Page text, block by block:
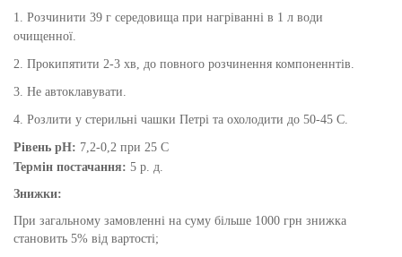
1. Розчинити 39 г середовища при нагріванні в 1 л води
очищенної.
2. Прокипятити 2-3 хв, до повного розчинення компоненнтів.
3. Не автоклавувати.
4. Розлити у стерильні чашки Петрі та охолодити до 50-45 С.
Рівень pH: 7,2-0,2 при 25 С
Термін постачання: 5 р. д.
Знижки:
При загальному замовленні на суму більше 1000 грн знижка
становить 5% від вартості;